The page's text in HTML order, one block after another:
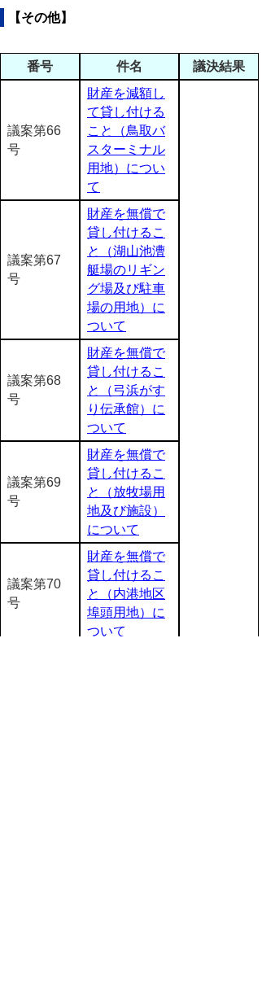
【その他】
番号 件名 議決結果
議案第66
号
財産を減額し
て貸し付ける
こと（鳥取バ
スターミナル
用地）につい
て
議案第67
号
財産を無償で
貸し付けるこ
と（湖山池漕
艇場のリギン
グ場及び駐車
場の用地）に
ついて
議案第68
号
財産を無償で
貸し付けるこ
と（弓浜がす
り伝承館）に
ついて
議案第69
号
財産を無償で
貸し付けるこ
と（放牧場用
地及び施設）
について
議案第70
号
財産を無償で
貸し付けるこ
と（内港地区
埠頭用地）に
ついて